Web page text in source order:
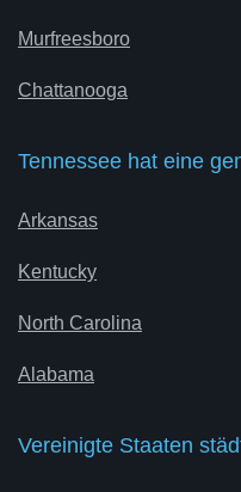
Murfreesboro
Chattanooga
Tennessee hat eine
Arkansas
Kentucky
North Carolina
Alabama
Vereinigte Staaten